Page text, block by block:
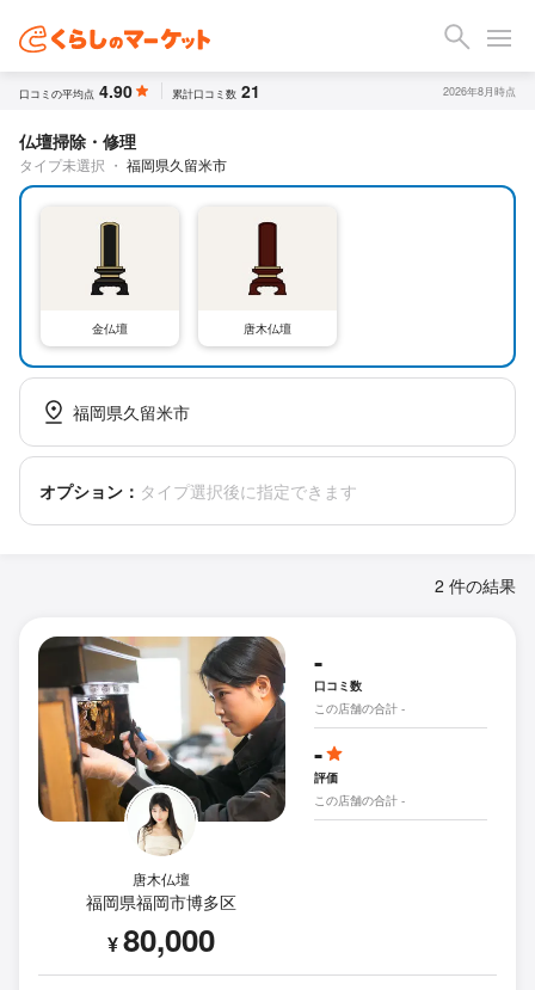
口コミの平均点 4.90 累計口コミ数 21 2026年8月時点
仏壇掃除・修理
タイプ未選択 ・ 福岡県久留米市
金仏壇 唐木仏壇
福岡県久留米市
オプション： タイプ選択後に指定できます
2 件の結果
唐木仏壇
福岡県福岡市博多区
¥80,000
-
口コミ数
この店舗の合計 -
-
評価
この店舗の合計 -